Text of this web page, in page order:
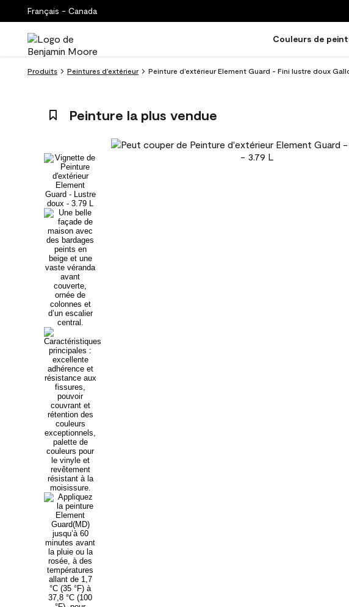
Français - Canada
Couleurs de
Produits Peintures d’extérieur Peinture d’extérieur Element Guard - Fini lustre doux
Peinture la plus vendue